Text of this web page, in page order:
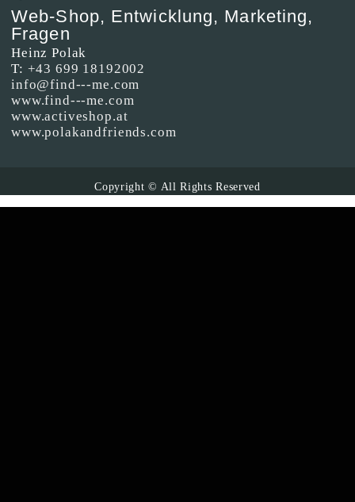
Web-Shop, Entwicklung, Marketing,
Fragen
Heinz Polak
T: +43 699 18192002
info@find---me.com
www.find---me.com
www.activeshop.at
www.polakandfriends.com
Copyright © All Rights Reserved